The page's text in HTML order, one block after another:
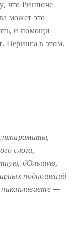
что Ринпоче
может это
и помощи
Церинга в этом.
слога,
бОльшую,
подношений
накапливаете —